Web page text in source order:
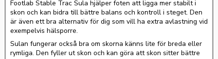
Footlab Stable Trac Sula hjälper foten att ligga mer stabilt i
skon och kan bidra till bättre balans och kontroll i steget. Den
är även ett bra alternativ för dig som vill ha extra avlastning vid
exempelvis hälsporre.
Sulan fungerar också bra om skorna känns lite för breda eller
rymliga. Den fyller ut skon och kan göra att skon sitter bättre